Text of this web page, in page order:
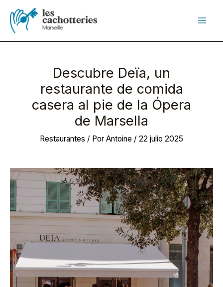
contenido
Descubre Deïa, un
restaurante de comida
casera al pie de la Ópera
de Marsella
Restaurantes / Por Antoine / 22 julio 2025